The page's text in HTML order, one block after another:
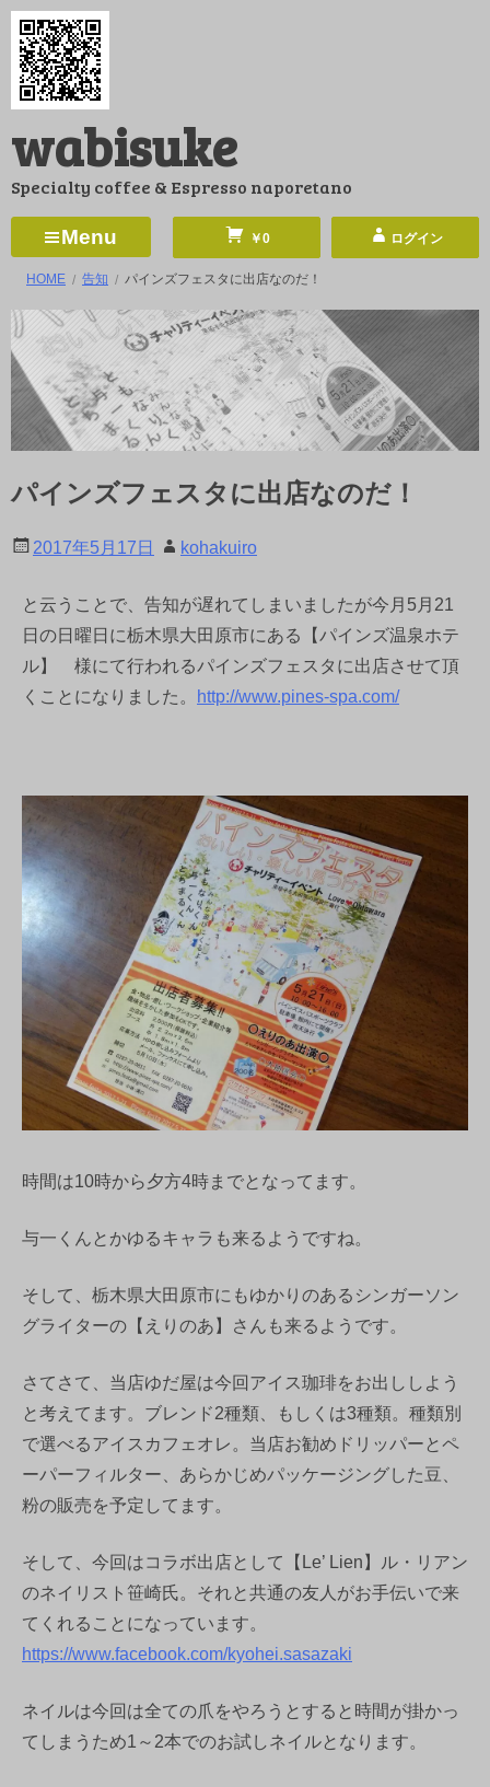
コ
ン
ツ
ス
ッ
wabisuke
Specialty coffee & Espresso naporetano
Menu ￥0 ログイン
HOME 告知 パインズフェスタに出店なのだ！
パインズフェスタに出店なのだ！
2017年5月17日 kohakuiro
と云うことで、告知が遅れてしまいましたが今月5月21
日の日曜日に栃木県大田原市にある【パインズ温泉ホテ
ル】 様にて行われるパインズフェスタに出店させて頂
くことになりました。
http://www.pines-spa.com/
時間は10時から夕方4時までとなってます。
与一くんとかゆるキャラも来るようですね。
そして、栃木県大田原市にもゆかりのあるシンガーソン
グライターの【えりのあ】さんも来るようです。
さてさて、当店ゆだ屋は今回アイス珈琲をお出ししよう
と考えてます。ブレンド2種類、もしくは3種類。種類別
で選べるアイスカフェオレ。当店お勧めドリッパーとペ
ーパーフィルター、あらかじめパッケージングした豆、
粉の販売を予定してます。
そして、今回はコラボ出店として【Le’ Lien】ル・リアン
のネイリスト笹崎氏。それと共通の友人がお手伝いで来
てくれることになっています。
https://www.facebook.com/kyohei.sasazaki
ネイルは今回は全ての爪をやろうとすると時間が掛かっ
てしまうため1～2本でのお試しネイルとなります。